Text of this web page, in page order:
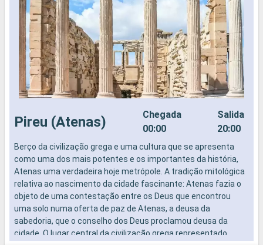
Pireu (Atenas)
Chegada
00:00
Salida
20:00
Berço da civilização grega e uma cultura que se apresenta
como uma dos mais potentes e os importantes da história,
Atenas uma verdadeira hoje metrópole. A tradição mitológica
relativa ao nascimento da cidade fascinante: Atenas fazia o
objeto de uma contestação entre os Deus que encontrou
uma solo numa oferta de paz de Atenas, a deusa da
sabedoria, que o conselho dos Deus proclamou deusa da
cidade. O lugar central da civilização grega representado